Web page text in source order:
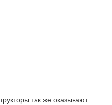
так же оказывают